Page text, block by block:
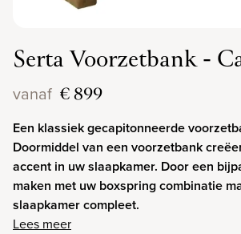
Serta Voorzetbank -
vanaf € 899
Een klassiek gecapitonneerde
Doormiddel van een voorzetbank
accent in uw slaapkamer. Door een
maken met uw boxspring combinatie
slaapkamer compleet.
Lees meer